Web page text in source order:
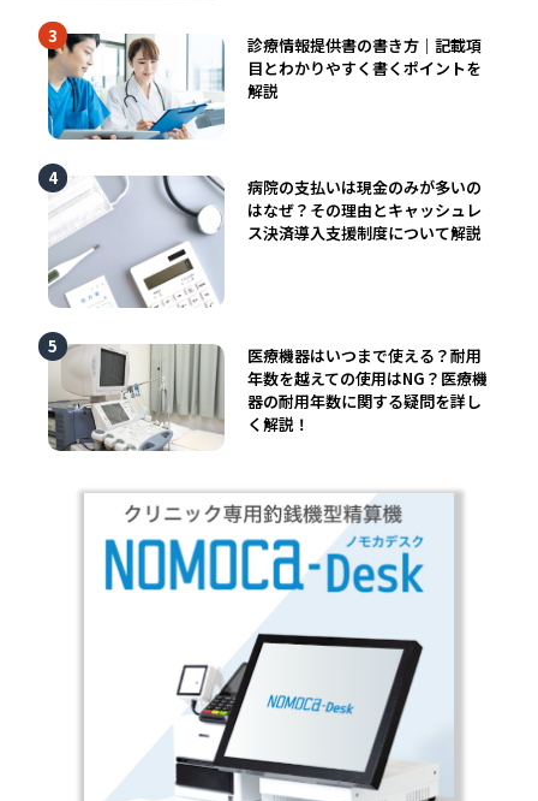
診療情報提供書の書き方｜記載項
目とわかりやすく書くポイントを
解説
病院の支払いは現金のみが多いの
はなぜ？その理由とキャッシュレ
ス決済導入支援制度について解説
医療機器はいつまで使える？耐用
年数を越えての使用はNG？医療機
器の耐用年数に関する疑問を詳し
く解説！